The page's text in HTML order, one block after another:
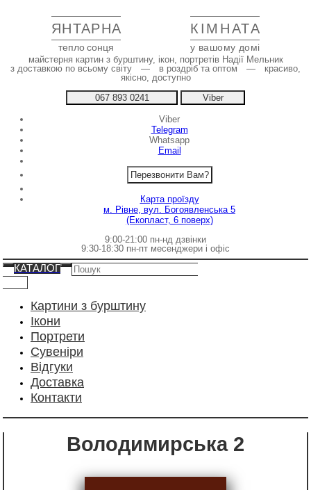
ЯНТАРНА КІМНАТА
тепло сонця у вашому домі
майстерня картин з бурштину, ікон, портретів Надії Мельник
з доставкою по всьому світу — в роздріб та оптом — красиво,
якісно, доступно
067 893 0241
Viber
Viber
Telegram
Whatsapp
Email
Перезвонити Вам?
Карта проїзду
м. Рівне, вул. Богоявленська 5
(Екопласт, 6 поверх)
9:00-21:00 пн-нд дзвінки
9:30-18:30 пн-пт месенджери і офіс
КАТАЛОГ
Картини з бурштину
Ікони
Портрети
Сувеніри
Відгуки
Доставка
Контакти
Володимирська 2